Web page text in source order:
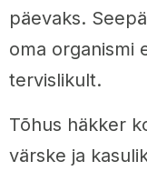
päevaks.
oma organismi
tervislikult.
Tõhus häkker
värske ja